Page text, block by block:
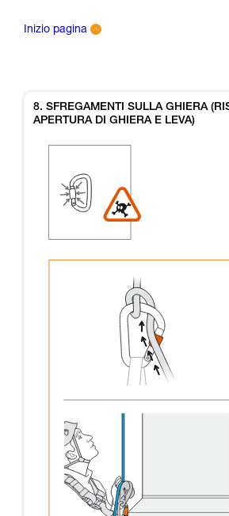
Inizio pagina
8. SFREGAMENTI SULLA GHIERA
APERTURA DI GHIERA E LEVA)